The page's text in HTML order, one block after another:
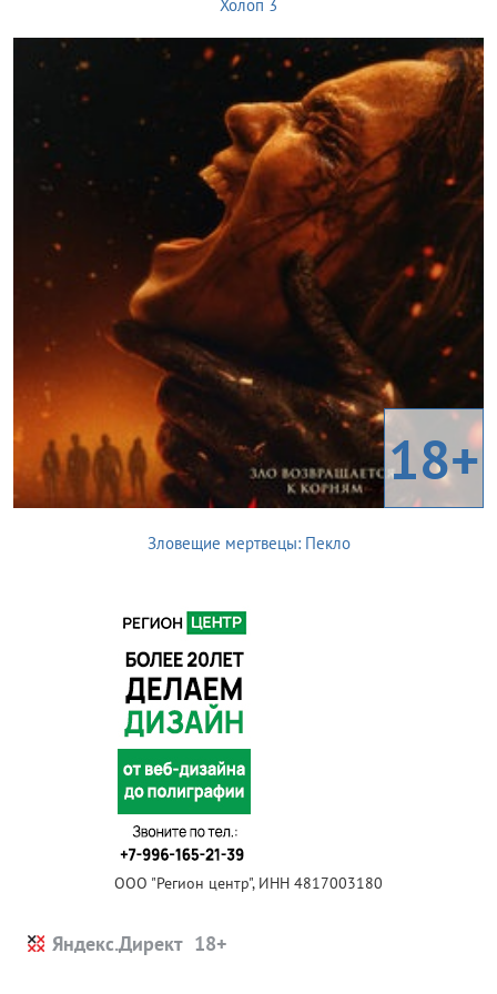
Холоп 3
18+
Зловещие мертвецы: Пекло
ООО "Регион центр", ИНН 4817003180
Яндекс.Директ